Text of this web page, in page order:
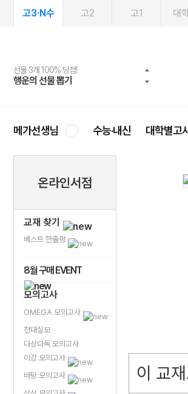
고3·N수 고2 고1 대
선물 3개 100% 당첨!
행운의 선물 뽑기
선물 100% 증정!
메가스터디 X 올리브
여름방학 스터디 캐시백
메가런 썸머스쿨
2027 러셀 단과
강사 공개선발
스마트러닝앱
설문 EVENT
메가패스
3일 무료 체험권
메가패스 수강생 무료혜택!
메가클럽 멤버십
사회공헌 캠페인
희망이룸 메가나눔
메가선생님 수능·내신 대학별고
온라인서점
교재 찾기
베스트 한줄평
8월 구매 EVENT
모의고사
OMEGA 모의고사
전대실모
다상다독 모의고사
이감 모의고사
바탕 모의고사
이 교